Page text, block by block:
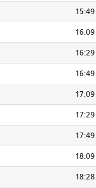
15:49
16:09
16:29
16:49
17:09
17:29
17:49
18:09
18:28